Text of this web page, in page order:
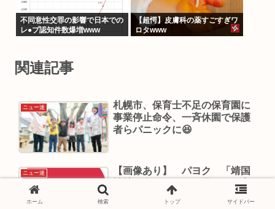
不同意性交罪の影響で日本での
レ●プ認知件数爆増www
【超愕】皮膚科の薬すごすぎワ
ロタwww
関連記事
ニュー速
札幌市、保育士不足の保育園に
事業停止命令、一斉休園で保護
者らパニックに😆
ニュー速
【画像あり】 パヨク 「靖国
神社の海軍カレーの見た目が変
わってる」 →３０００いいね
ホーム 検索 トップ サイドバー